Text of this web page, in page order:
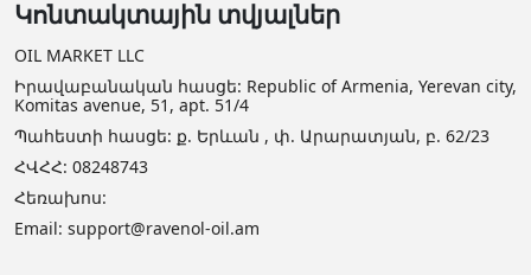
Կոնտակտային տվյալներ
OIL MARKET LLC
Իրավաբանական հասցե: Republic of Armenia, Yerevan city,
Komitas avenue, 51, apt. 51/4
Պահեստի հասցե: ք. Երևան , փ. Արարատյան, բ. 62/23
ՀՎՀՀ: 08248743
Հեռախոս:
Email: support@ravenol-oil.am